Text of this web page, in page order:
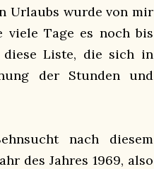
Urlaubs wurde von mir
viele Tage es noch bis
diese Liste, die sich in
der Stunden und
nach diesem
des Jahres 1969, also